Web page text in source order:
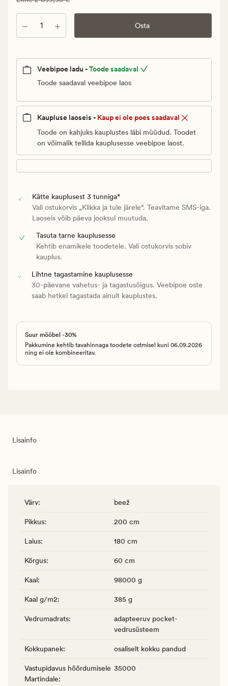
1
889,97
€.
Vanlig
699,95
Kogus Osta
Veebipoe ladu -Toode saadaval
Toode saadaval veebipoe laos
Kaupluse laoseis - Kaup ei ole poes saadaval
Toode on kahjuks kauplustes läbi müüdud. Toodet
on võimalik tellida kauplusesse veebipoe laost.
Kätte kauplusest 3 tunniga*
Vali ostukorvis „Klikka ja tule järele“. Teavitame SMS-iga.
Laoseis võib päeva jooksul muutuda.
Tasuta tarne kauplusesse
Kehtib enamikele toodetele. Vali ostukorvis sobiv
kauplus.
Lihtne tagastamine kauplusesse
30-päevane vahetus- ja tagastusõigus. Veebipoe oste
saab hetkel tagastada ainult kauplustes.
Suur mööbel -30%
Pakkumine kehtib tavahinnaga toodete ostmisel kuni 06.09.2026
ning ei ole kombineeritav.
Lisainfo
Lisainfo
Värv: beež
Pikkus: 200 cm
Laius: 180 cm
Kõrgus: 60 cm
Kaal: 98000 g
Kaal g/m2: 385 g
Vedrumadrats:
adapteeruv pocket-
vedrusüsteem
Kokkupanek: osaliselt kokku pandud
Vastupidavus hõõrdumisele
Martindale:
35000